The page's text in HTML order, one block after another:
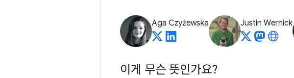
Aga Czyżewska Justin Wernick
이게 무슨 뜻인가요?